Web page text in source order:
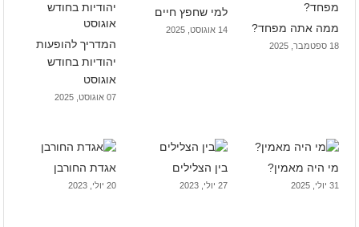
ממה אתה מפחד?
18 ספטמבר, 2025
למי שחפץ חיים
14 אוגוסט, 2025
המדריך להופעות
יהודיות בחודש
אוגוסט
07 אוגוסט, 2025
מי היה מאמין?
31 יולי, 2025
בין הצלילים
27 יולי, 2023
אגדת החורבן
20 יולי, 2023